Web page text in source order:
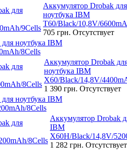
Аккумулятор Drobak для
ноутбука IBM
T60/Black/10,8V/
705 грн. Отсутствует
ноутбука IBM
8Cells
Аккумулятор Drobak
ноутбука IBM
X60/Black/14,8V/
1 390 грн. Отсутствует
ноутбука IBM
8Cells
Аккумулятор Drobak
IBM
X60H/Black/14,8V/
1 282 грн. Отсутствует